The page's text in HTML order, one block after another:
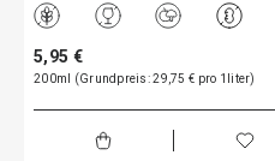
5,95 €
200ml (Grundpreis: 29,75 € pro 1liter)